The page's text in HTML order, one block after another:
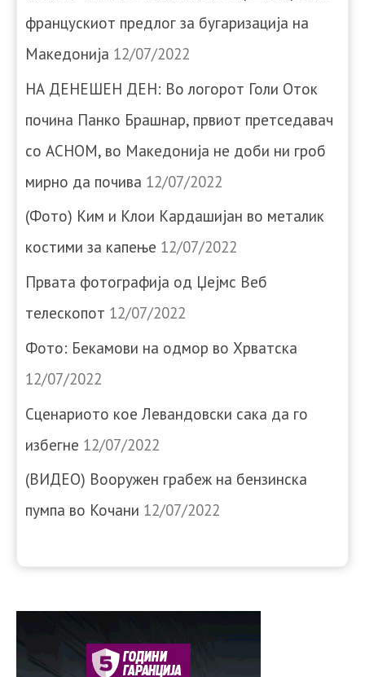
францускиот предлог за бугаризација на
Македонија 12/07/2022
НА ДЕНЕШЕН ДЕН: Во логорот Голи Оток
почина Панко Брашнар, првиот претседавач
со АСНОМ, во Македонија не доби ни гроб
мирно да почива 12/07/2022
(Фото) Ким и Клои Кардашијан во металик
костими за капење 12/07/2022
Првата фотографија од Џејмс Веб
телескопот 12/07/2022
Фото: Бекамови на одмор во Хрватска
12/07/2022
Сценариото кое Левандовски сака да го
избегне 12/07/2022
(ВИДЕО) Вооружен грабеж на бензинска
пумпа во Кочани 12/07/2022